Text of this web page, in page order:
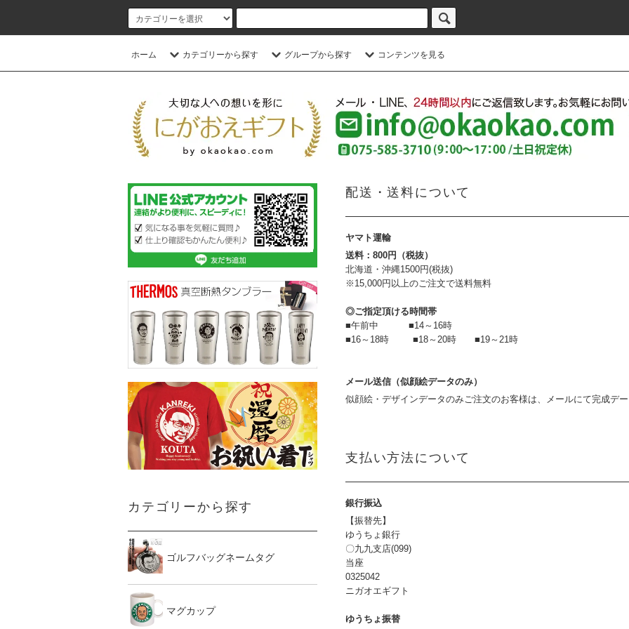
ホーム カテゴリーから探す グループから探す コンテンツを見る
配送・送料について
ヤマト運輸
送料：800円（税抜）
北海道・沖縄1500円(税抜)
※15,000円以上のご注文で送料無料
◎ご指定頂ける時間帯
■午前中 ■14～16時
■16～18時 ■18～20時 ■19～21時
メール送信（似顔絵データのみ）
似顔絵・デザインデータのみご注文のお客様は、メールにて完成デ
支払い方法について
銀行振込
【振替先】
ゆうちょ銀行
〇九九支店(099)
当座
0325042
ニガオエギフト
ゆうちょ振替
カテゴリーから探す
ゴルフバッグネームタグ
マグカップ